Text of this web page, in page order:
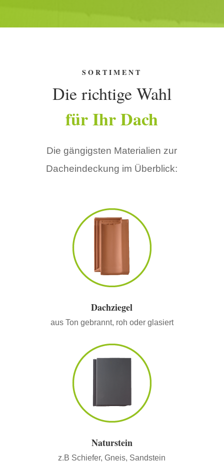
SORTIMENT
Die richtige Wahl
für Ihr Dach
Die gängigsten Materialien zur
Dacheindeckung im Überblick:
Dachziegel
aus Ton gebrannt, roh oder glasiert
Naturstein
z.B Schiefer, Gneis, Sandstein